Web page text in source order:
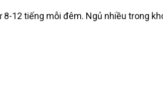
12 tiếng mỗi đêm. Ngủ nhiều trong